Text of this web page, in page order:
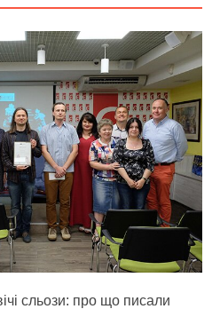
сльози: про що писали